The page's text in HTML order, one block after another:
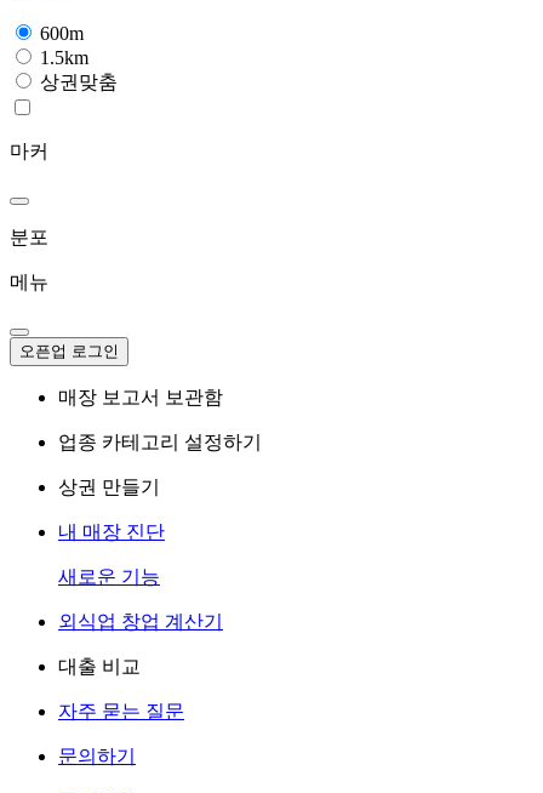
600m
1.5km
상권맞춤
마커
분포
메뉴
오픈업 로그인
매장 보고서 보관함
업종 카테고리 설정하기
상권 만들기
내 매장 진단
새로운 기능
외식업 창업 계산기
대출 비교
자주 묻는 질문
문의하기